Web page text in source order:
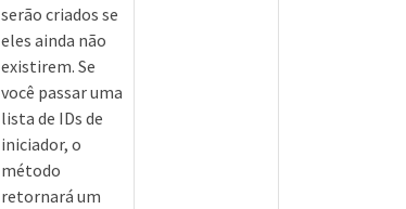
serão criados se
eles ainda não
existirem. Se
você passar uma
lista de IDs de
iniciador, o
método
retornará um